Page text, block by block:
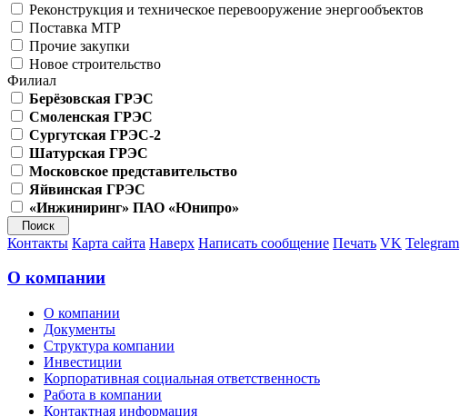
Реконструкция и техническое перевооружение энергообъектов
Поставка МТР
Прочие закупки
Новое строительство
Филиал
Берёзовская ГРЭС
Смоленская ГРЭС
Сургутская ГРЭС-2
Шатурская ГРЭС
Московское представительство
Яйвинская ГРЭС
«Инжиниринг» ПАО «Юнипро»
Контакты Карта сайта Наверх Написать сообщение Печать VK Telegram
О компании
О компании
Документы
Структура компании
Инвестиции
Корпоративная социальная ответственность
Работа в компании
Контактная информация